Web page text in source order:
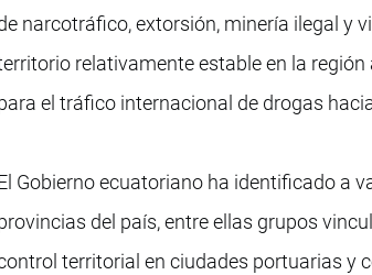
narcotráfico, extorsión, minería ilegal y
relativamente estable en la
el tráfico internacional de drogas
Gobierno ecuatoriano ha identificado a
del país, entre ellas grupos
territorial en ciudades portuarias y